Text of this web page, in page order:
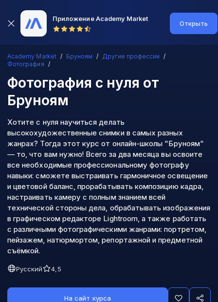
Приложение Academy Market
Открыть
Academy Market Бруноям
Другие профессии
Фотография
Фотография с нуля от
Бруноям
Хотите с нуля научиться делать
высокохудожественные снимки в самых разных
жанрах? Тогда этот курс от онлайн-школы "Бруноям"
— то, что вам нужно! Всего за два месяца вы освоите
все необходимые профессиональному фотографу
навыки: сможете выстраивать гармоничное освещение
и цветовой баланс, прорабатывать композицию кадра,
настраивать камеру с полным знанием всей
технической стороны дела, обрабатывать изображения
в графическом редакторе Lightroom, а также работать
с различными фотографическими жанрами: портретом,
пейзажем, натюрмортом, репортажной и предметной
съёмкой.
Русский 4,5
На сайт курса